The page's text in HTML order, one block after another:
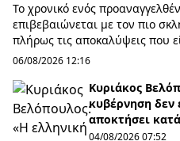
Το χρονικό ενός
επιβεβαιώνεται με τον πιο
πλήρως τις αποκαλύψεις που
από το 2024. Όσα κατήγγειλε
06/08/2026 12:16
Κυριάκος
κυβέρνηση δεν
αποκτήσει
04/08/2026 07:52